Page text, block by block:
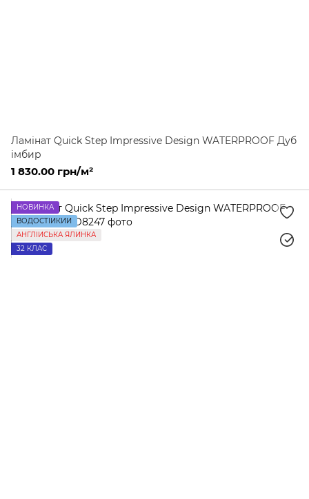
Ламінат Quick Step Impressive Design WATERPROOF Дуб
імбир
1 830.00 грн/м²
НОВИНКА
ВОДОСТІЙКИЙ
АНГЛІЙСЬКА ЯЛИНКА
32 КЛАС